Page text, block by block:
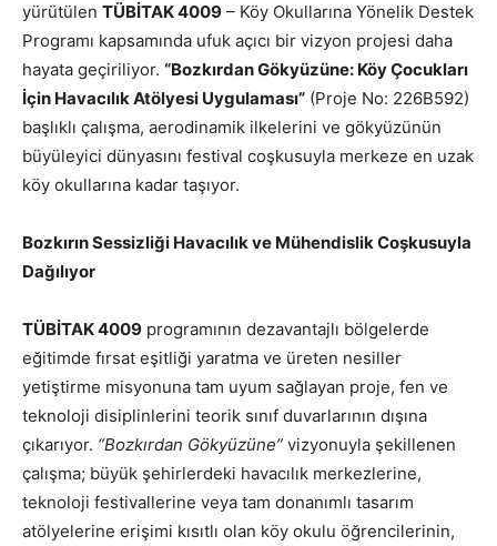
yürütülen TÜBİTAK 4009 – Köy Okullarına Yönelik Destek
Programı kapsamında ufuk açıcı bir vizyon projesi daha
hayata geçiriliyor. “Bozkırdan Gökyüzüne: Köy Çocukları
İçin Havacılık Atölyesi Uygulaması” (Proje No: 226B592)
başlıklı çalışma, aerodinamik ilkelerini ve gökyüzünün
büyüleyici dünyasını festival coşkusuyla merkeze en uzak
köy okullarına kadar taşıyor.
Bozkırın Sessizliği Havacılık ve Mühendislik Coşkusuyla
Dağılıyor
TÜBİTAK 4009 programının dezavantajlı bölgelerde
eğitimde fırsat eşitliği yaratma ve üreten nesiller
yetiştirme misyonuna tam uyum sağlayan proje, fen ve
teknoloji disiplinlerini teorik sınıf duvarlarının dışına
çıkarıyor. “Bozkırdan Gökyüzüne” vizyonuyla şekillenen
çalışma; büyük şehirlerdeki havacılık merkezlerine,
teknoloji festivallerine veya tam donanımlı tasarım
atölyelerine erişimi kısıtlı olan köy okulu öğrencilerinin,